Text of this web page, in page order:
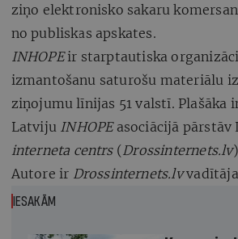
ziņo elektronisko sakaru
no publiskas apskates.
INHOPEir starptautiska
izmantošanu saturošu materiālu
ziņojumu līnijas 51 valstī. Plašāka
Latviju INHOPE asociācijā
interneta centrs(Drossinternets.lv
Autore ir Drossinternets.lvvadītāja
IESAKĀM